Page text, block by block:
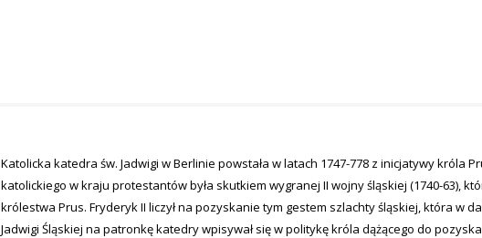
Katolicka katedra św. Jadwigi w Berlinie powstała w latach 1747-778 z inicjatywy króla
katolickiego w kraju protestantów była skutkiem wygranej II wojny śląskiej (1740-63),
królestwa Prus. Fryderyk II liczył na pozyskanie tym gestem szlachty śląskiej, która w
Jadwigi Śląskiej na patronkę katedry wpisywał się w politykę króla dążącego do